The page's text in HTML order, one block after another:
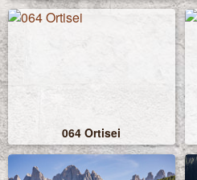
064 Ortisei